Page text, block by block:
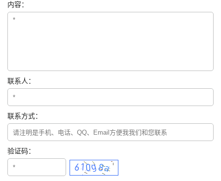
内容：
联系人：
联系方式：
验证码：